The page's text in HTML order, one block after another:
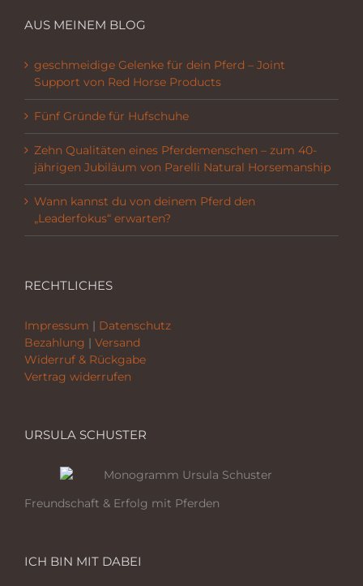
AUS MEINEM BLOG
geschmeidige Gelenke für dein Pferd – Joint
Support von Red Horse Products
Fünf Gründe für Hufschuhe
Zehn Qualitäten eines Pferdemenschen – zum 40-
jährigen Jubiläum von Parelli Natural Horsemanship
Wann kannst du von deinem Pferd den
„Leaderfokus“ erwarten?
RECHTLICHES
Impressum | Datenschutz
Bezahlung | Versand
Widerruf & Rückgabe
Vertrag widerrufen
URSULA SCHUSTER
Freundschaft & Erfolg mit Pferden
ICH BIN MIT DABEI